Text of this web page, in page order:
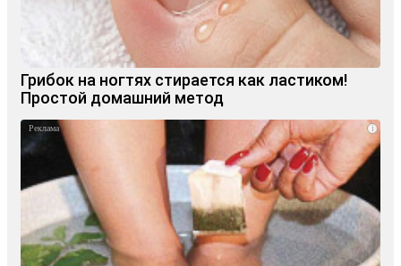
Грибок на ногтях стирается как ластиком!
Простой домашний метод
i